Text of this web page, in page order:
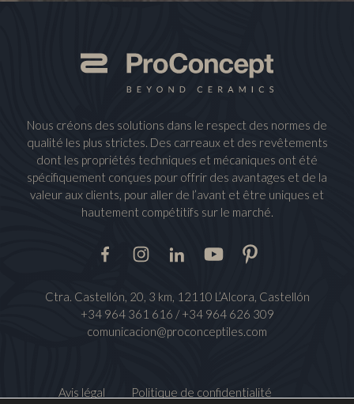
Nous créons des solutions dans le respect des normes de
qualité les plus strictes. Des carreaux et des revêtements
dont les propriétés techniques et mécaniques ont été
spécifiquement conçues pour offrir des avantages et de la
valeur aux clients, pour aller de l’avant et être uniques et
hautement compétitifs sur le marché.
FacebookInstagramLinkedInYoutubePinterest
Ctra. Castellón, 20, 3 km, 12110 L’Alcora, Castellón
+34 964 361 616 / +34 964 626 309
comunicacion@proconceptiles.com
Avis légal Politique de confidentialité